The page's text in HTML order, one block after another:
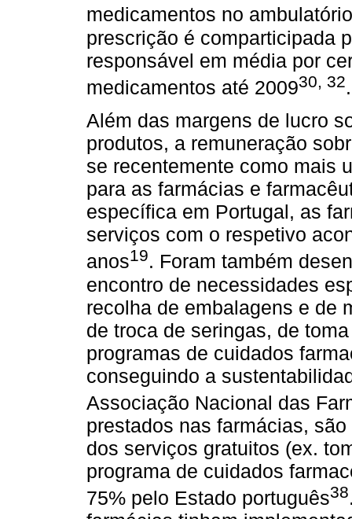
medicamentos no ambulatório
prescrição é comparticipada
responsável em média por
medicamentos até 200930, 32.
Além das margens de lucro
produtos, a remuneração
se recentemente como mais
para as farmácias e
específica em Portugal, as
serviços com o respetivo
anos19. Foram também
encontro de necessidades
recolha de embalagens e de
de troca de seringas, de
programas de cuidados
conseguindo a
Associação Nacional das
prestados nas farmácias,
dos serviços gratuitos (ex.
programa de cuidados
75% pelo Estado português38